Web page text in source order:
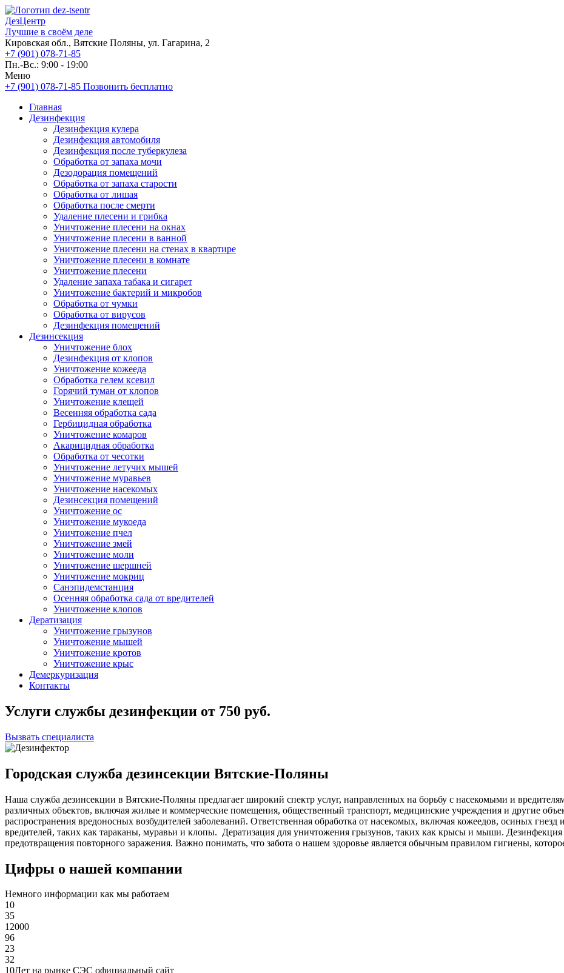
ДезЦентр
Лучшие в своём деле
Кировская обл., Вятские Поляны, ул. Гагарина, 2
+7 (901) 078-71-85
Пн.-Вс.: 9:00 - 19:00
Меню
+7 (901) 078-71-85 Позвонить бесплатно
Главная
Дезинфекция
Дезинфекция кулера
Дезинфекция автомобиля
Дезинфекция после туберкулеза
Обработка от запаха мочи
Дезодорация помещений
Обработка от запаха старости
Обработка от лишая
Обработка после смерти
Удаление плесени и грибка
Уничтожение плесени на окнах
Уничтожение плесени в ванной
Уничтожение плесени на стенах в квартире
Уничтожение плесени в комнате
Уничтожение плесени
Удаление запаха табака и сигарет
Уничтожение бактерий и микробов
Обработка от чумки
Обработка от вирусов
Дезинфекция помещений
Дезинсекция
Уничтожение блох
Дезинфекция от клопов
Уничтожение кожееда
Обработка гелем ксевил
Горячий туман от клопов
Уничтожение клещей
Весенняя обработка сада
Гербицидная обработка
Уничтожение комаров
Акарицидная обработка
Обработка от чесотки
Уничтожение летучих мышей
Уничтожение муравьев
Уничтожение насекомых
Дезинсекция помещений
Уничтожение ос
Уничтожение мукоеда
Уничтожение пчел
Уничтожение змей
Уничтожение моли
Уничтожение шершней
Уничтожение мокриц
Санэпидемстанция
Осенняя обработка сада от вредителей
Уничтожение клопов
Дератизация
Уничтожение грызунов
Уничтожение мышей
Уничтожение кротов
Уничтожение крыс
Демеркуризация
Контакты
Услуги службы дезинфекции от 750 руб.
Вызвать специалиста
Городская служба дезинсекции Вятские-Поляны
Наша служба дезинсекции в Вятские-Поляны предлагает широкий спектр услуг, направленных на борьбу с насекомыми и
различных объектов, включая жилые и коммерческие помещения, общественный транспорт, медицинские учреждения и другие
распространения вредоносных возбудителей заболеваний. Ответственная обработка от насекомых, включая кожеедов, осиных
вредителей, таких как тараканы, муравьи и клопы. Дератизация для уничтожения грызунов, таких как крысы и мыши.
предотвращения повторного заражения. Важно понимать, что забота о нашем здоровье является обычным правилом гигиены,
Цифры о нашей компании
Немного информации как мы работаем
10
35
12000
96
23
32
10Лет на рынке СЭС официальный сайт